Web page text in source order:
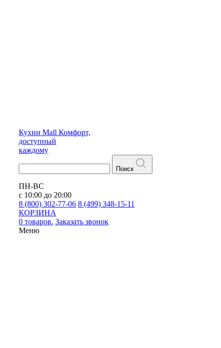
Кухни Mall Комфорт,
доступный
каждому
Поиск
ПН-ВС
с 10:00 до 20:00
8 (800) 302-77-06 8 (499) 348-15-11
КОРЗИНА
0 товаров. Заказать звонок
Меню